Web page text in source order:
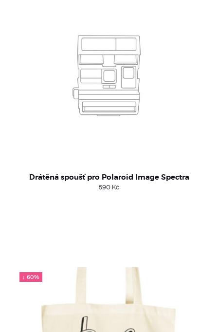
Drátěná spoušť pro Polaroid Image Spectra
590 Kč
↓ 60%